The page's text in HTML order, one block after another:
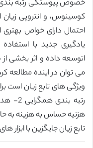
خصوص پیوستکی رتبه بندی
کوسینوس، و انتروپی
احتمال دارای خواص
اتوسعه داده و اثر بخشی
ویژگی های تابع زیان است
رتبه
تابع زیان جایگزین با ابزار